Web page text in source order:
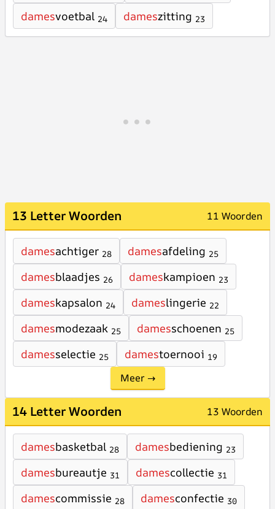
damesvoetbal 24 dameszitting 23
13 Letter Woorden 11 Woorden
damesachtiger 28 damesafdeling 25
damesblaadjes 26 dameskampioen 23
dameskapsalon 24 dameslingerie 22
damesmodezaak 25 damesschoenen 25
damesselectie 25 damestoernooi 19
Meer →
14 Letter Woorden 13 Woorden
damesbasketbal 28 damesbediening 23
damesbureautje 31 damescollectie 31
damescommissie 28 damesconfectie 30